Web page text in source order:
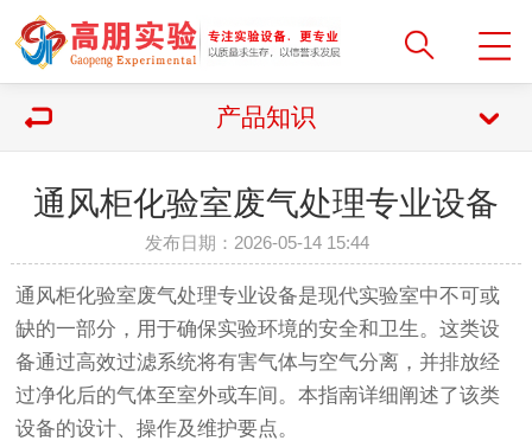
产品知识
通风柜化验室废气处理专业设备
发布日期：2026-05-14 15:44
通风柜化验室废气处理专业设备是现代实验室中不可或
缺的一部分，用于确保实验环境的安全和卫生。这类设
备通过高效过滤系统将有害气体与空气分离，并排放经
过净化后的气体至室外或车间。本指南详细阐述了该类
设备的设计、操作及维护要点。